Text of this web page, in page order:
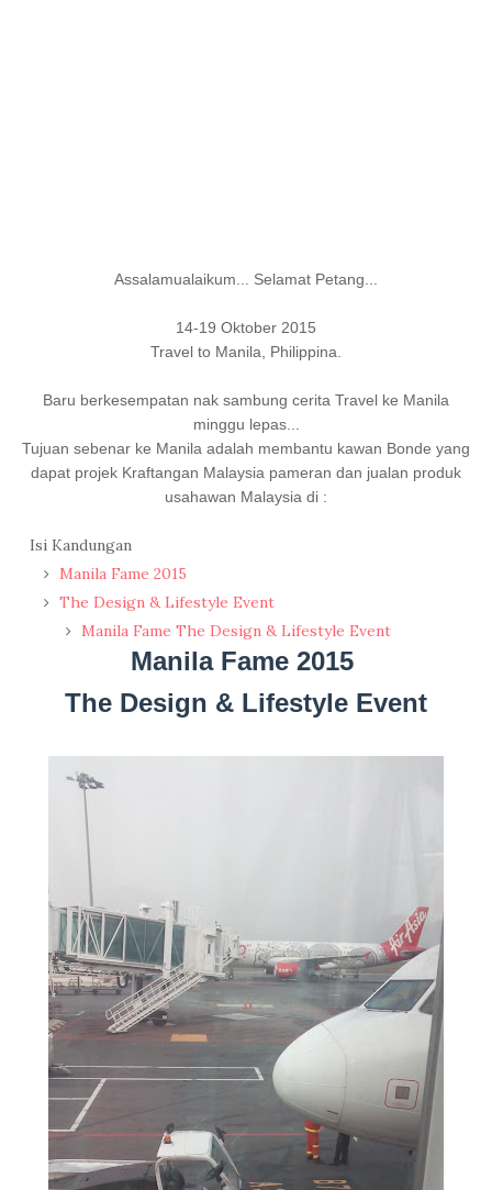
Assalamualaikum... Selamat Petang...
14-19 Oktober 2015
Travel to Manila, Philippina.
Baru berkesempatan nak sambung cerita Travel ke Manila
minggu lepas...
Tujuan sebenar ke Manila adalah membantu kawan Bonde yang
dapat projek Kraftangan Malaysia pameran dan jualan produk
usahawan Malaysia di :
Isi Kandungan
Manila Fame 2015
The Design & Lifestyle Event
Manila Fame The Design & Lifestyle Event
Manila Fame 2015
The Design & Lifestyle Event